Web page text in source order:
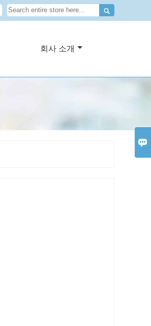


회사 소개